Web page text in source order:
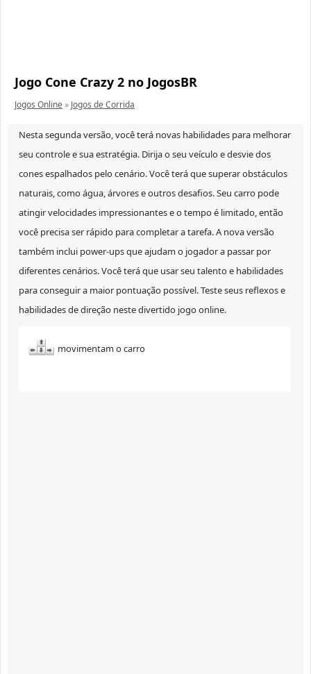
Jogo Cone Crazy 2 no JogosBR
Jogos Online» Jogos de Corrida
Nesta segunda versão, você terá novas habilidades para melhorar
seu controle e sua estratégia. Dirija o seu veículo e desvie dos
cones espalhados pelo cenário. Você terá que superar obstáculos
naturais, como água, árvores e outros desafios. Seu carro pode
atingir velocidades impressionantes e o tempo é limitado, então
você precisa ser rápido para completar a tarefa. A nova versão
também inclui power-ups que ajudam o jogador a passar por
diferentes cenários. Você terá que usar seu talento e habilidades
para conseguir a maior pontuação possível. Teste seus reflexos e
habilidades de direção neste divertido jogo online.
movimentam o carro